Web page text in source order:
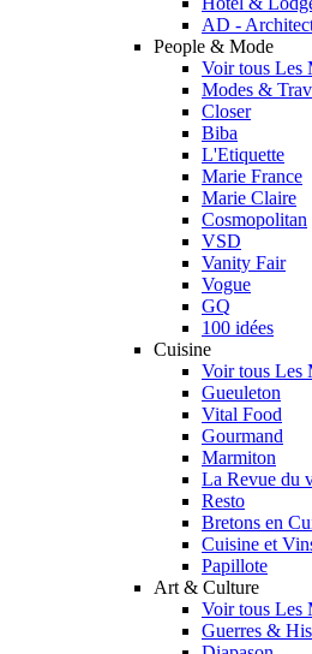
AD -
People & Mode
Voir tous Les
Modes &
Closer
Biba
L'Etiquette
Marie France
Marie Claire
Cosmopolitan
VSD
Vanity Fair
Vogue
GQ
100 idées
Cuisine
Voir tous Les
Gueuleton
Vital Food
Gourmand
Marmiton
La Revue du
Resto
Bretons en
Cuisine et
Papillote
Art & Culture
Voir tous Les
Guerres &